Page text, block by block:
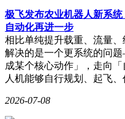
极飞发布农业机器人新系
自动化再进一步
相比单纯提升载重、流量
解决的是一个更系统的问
成某个核心动作」，走向
人机能够自行规划、起飞
2026-07-08